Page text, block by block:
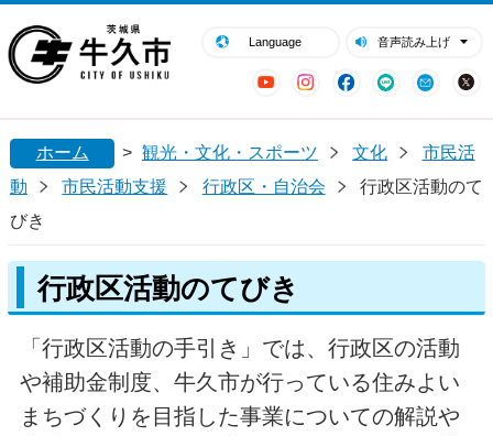
Language 音声読み上げ
YouTubeInstagram
Facebook
LINE Mail
閉じる
ホーム > 観光・文化・スポーツ 文化
市民活
動
市民活動支援 行政区・自治会
行政区活動のて
びき
行政区活動のてびき
「行政区活動の手引き」では、行政区の活動
や補助金制度、牛久市が行っている住みよい
まちづくりを目指した事業についての解説や